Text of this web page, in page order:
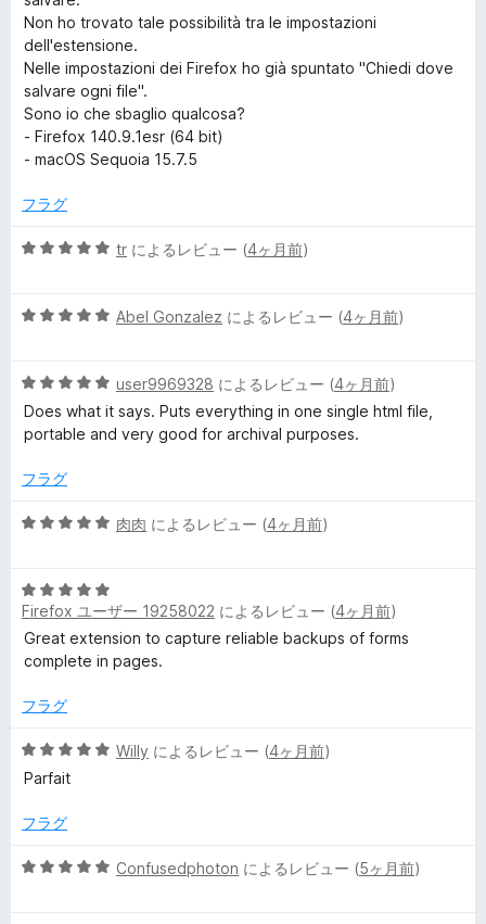
4
の
評
価
Non ho trovato tale possibilità tra le impostazioni
dell'estensione.
Nelle impostazioni dei Firefox ho già spuntato "Chiedi dove
salvare ogni file".
Sono io che sbaglio qualcosa?
- Firefox 140.9.1esr (64 bit)
- macOS Sequoia 15.7.5
フラグ
5
中
評
価
tr によるレビュー (4ヶ月前)
5
中
5
の
価
Abel Gonzalez によるレビュー (4ヶ月前)
5
段
階
5
評
user9969328 によるレビュー (4ヶ月前)
Does what it says. Puts everything in one single html file,
portable and very good for archival purposes.
フラグ
5
中
5
の
評
肉肉 によるレビュー (4ヶ月前)
5
段
階
中
の
価
Firefox ユーザー 19258022 によるレビュー (4ヶ月前)
Great extension to capture reliable backups of forms
complete in pages.
フラグ
5
段
中
の
Willy によるレビュー (4ヶ月前)
Parfait
フラグ
5
Confusedphoton によるレビュー (5ヶ月前)